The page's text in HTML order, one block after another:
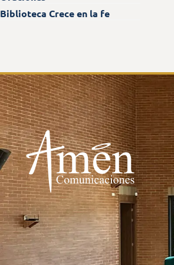
Biblioteca Crece en la fe